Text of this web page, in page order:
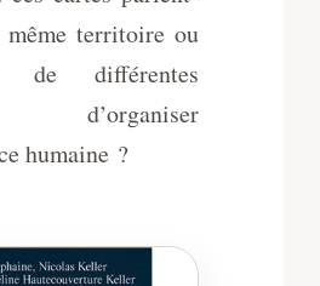
même territoire ou
de différentes
d’organiser
humaine ?